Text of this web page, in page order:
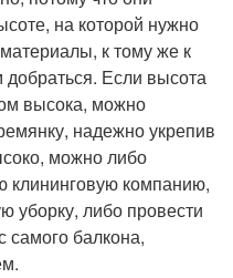
на которой нужно
к тому же к
Если высота
высока, можно
надежно укрепив
можно либо
клининговую компанию,
уборку, либо провести
самого балкона,